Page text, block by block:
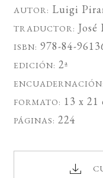
AUTOR: Luigi
TRADUCTOR:
ISBN: 978-84-
EDICIÓN: 2ª
ENCUADERNACIÓN:
FORMATO: 13 x 21
PÁGINAS: 224